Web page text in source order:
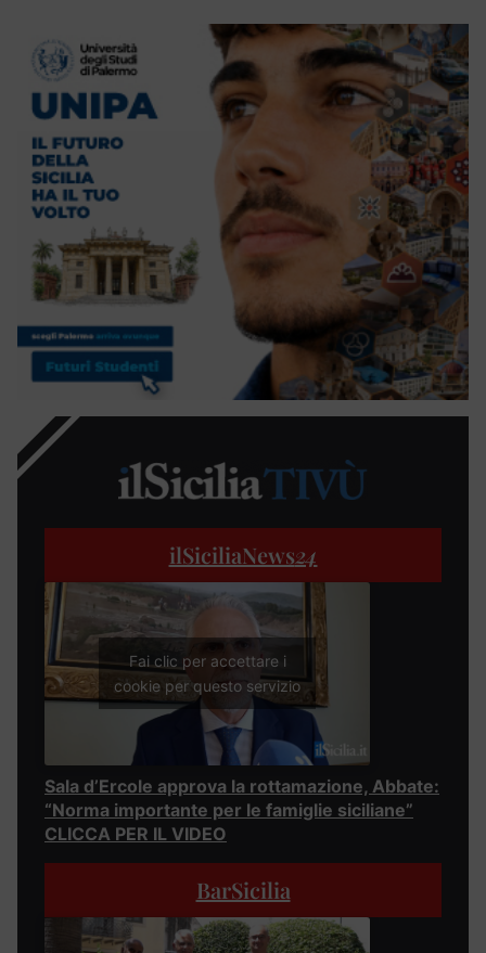
ilSiciliaNews24
Fai clic per accettare i
cookie per questo servizio
Sala d’Ercole approva la rottamazione, Abbate:
“Norma importante per le famiglie siciliane”
CLICCA PER IL VIDEO
BarSicilia